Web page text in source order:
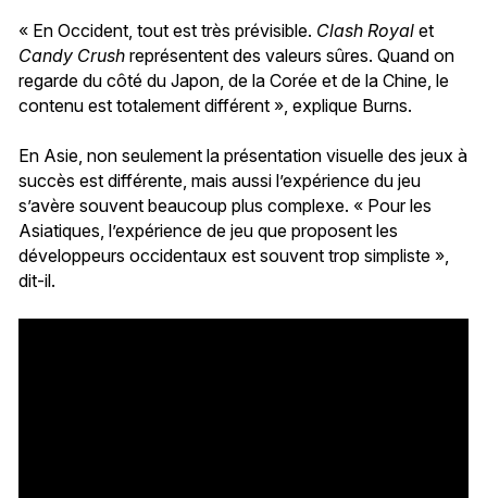
« En Occident, tout est très prévisible. Clash Royal et
Candy Crush représentent des valeurs sûres. Quand on
regarde du côté du Japon, de la Corée et de la Chine, le
contenu est totalement différent », explique Burns.
En Asie, non seulement la présentation visuelle des jeux à
succès est différente, mais aussi l’expérience du jeu
s’avère souvent beaucoup plus complexe. « Pour les
Asiatiques, l’expérience de jeu que proposent les
développeurs occidentaux est souvent trop simpliste »,
dit-il.